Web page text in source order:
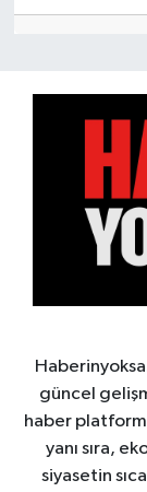
güncel
haber
yanı sıra,
siyasetin